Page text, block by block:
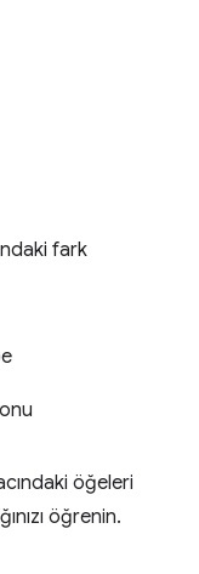
fark
öğeleri
öğrenin.